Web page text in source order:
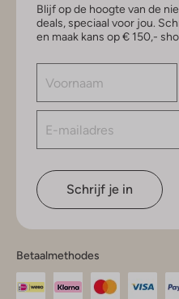
Blijf op de hoogte van de
deals, speciaal voor jou.
en maak kans op € 150,-
Schrijf je in
Betaalmethodes